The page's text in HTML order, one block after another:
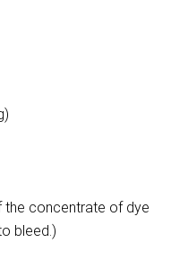
the concentrate of dye
bleed.)